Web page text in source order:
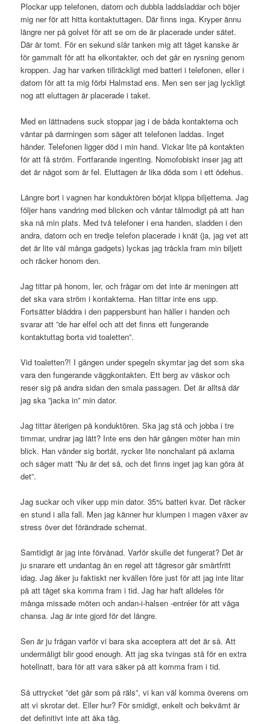
Plockar upp telefonen, datorn och dubbla laddsladdar och böjer
mig ner för att hitta kontaktuttagen. Där finns inga. Kryper ännu
längre ner på golvet för att se om de är placerade under sätet.
Där är tomt. För en sekund slår tanken mig att tåget kanske är
för gammalt för att ha elkontakter, och det går en rysning genom
kroppen. Jag har varken tillräckligt med batteri i telefonen, eller i
datorn för att ta mig förbi Halmstad ens. Men sen ser jag lyckligt
nog att eluttagen är placerade i taket.
Med en lättnadens suck stoppar jag i de båda kontakterna och
väntar på darrningen som säger att telefonen laddas. Inget
händer. Telefonen ligger död i min hand. Vickar lite på kontakten
för att få ström. Fortfarande ingenting. Nomofobiskt inser jag att
det är något som är fel. Eluttagen är lika döda som i ett ödehus.
Längre bort i vagnen har konduktören börjat klippa biljetterna. Jag
följer hans vandring med blicken och väntar tålmodigt på att han
ska nå min plats. Med två telefoner i ena handen, sladden i den
andra, datorn och en tredje telefon placerade i knät (ja, jag vet att
det är lite väl många gadgets) lyckas jag tråckla fram min biljett
och räcker honom den.
Jag tittar på honom, ler, och frågar om det inte är meningen att
det ska vara ström i kontakterna. Han tittar inte ens upp.
Fortsätter bläddra i den pappersbunt han håller i handen och
svarar att ”de har elfel och att det finns ett fungerande
kontaktuttag borta vid toaletten”.
Vid toaletten?! I gången under spegeln skymtar jag det som ska
vara den fungerande väggkontakten. Ett berg av väskor och
reser sig på andra sidan den smala passagen. Det är alltså där
jag ska ”jacka in” min dator.
Jag tittar återigen på konduktören. Ska jag stå och jobba i tre
timmar, undrar jag lätt? Inte ens den här gången möter han min
blick. Han vänder sig bortåt, rycker lite nonchalant på axlarna
och säger matt ”Nu är det så, och det finns inget jag kan göra åt
det”.
Jag suckar och viker upp min dator. 35% batteri kvar. Det räcker
en stund i alla fall. Men jag känner hur klumpen i magen växer av
stress över det förändrade schemat.
Samtidigt är jag inte förvånad. Varför skulle det fungerat? Det är
ju snarare ett undantag än en regel att tågresor går smärtfritt
idag. Jag åker ju faktiskt ner kvällen före just för att jag inte litar
på att tåget ska komma fram i tid. Jag har haft alldeles för
många missade möten och andan-i-halsen -entréer för att våga
chansa. Jag är inte gjord för det längre.
Sen är ju frågan varför vi bara ska acceptera att det är så. Att
undermåligt blir good enough. Att jag ska tvingas stå för en extra
hotellnatt, bara för att vara säker på att komma fram i tid.
Så uttrycket ”det går som på räls”, vi kan väl komma överens om
att vi skrotar det. Eller hur? För smidigt, enkelt och bekvämt är
det definitivt inte att åka tåg.